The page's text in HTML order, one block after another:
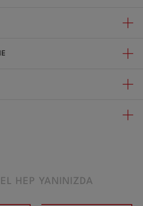
HEP YANINIZDA